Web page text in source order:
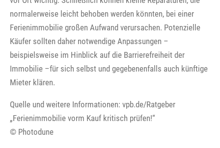
normalerweise leicht behoben werden könnten, bei einer
Ferienimmobilie großen Aufwand verursachen. Potenzielle
Käufer sollten daher notwendige Anpassungen –
beispielsweise im Hinblick auf die Barrierefreiheit der
Immobilie –für sich selbst und gegebenenfalls auch künftige
Mieter klären.
Quelle und weitere Informationen: vpb.de/Ratgeber
„Ferienimmobilie vorm Kauf kritisch prüfen!“
© Photodune